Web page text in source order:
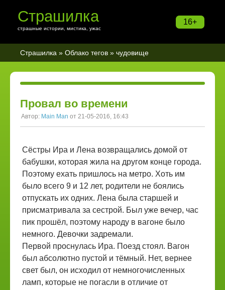
16+
Страшилка
страшные истории, мистика, ужас
Страшилка » Облако тегов » чудовище
Провал во времени
Автор: Main Man от 21-05-2016, 16:43
Сёстры Ира и Лена возвращались домой от
бабушки, которая жила на другом конце города.
Поэтому ехать пришлось на метро. Хоть им
было всего 9 и 12 лет, родители не боялись
отпускать их одних. Лена была старшей и
присматривала за сестрой. Был уже вечер, час
пик прошёл, поэтому народу в вагоне было
немного. Девочки задремали.
Первой проснулась Ира. Поезд стоял. Вагон
был абсолютно пустой и тёмный. Нет, вернее
свет был, он исходил от немногочисленных
ламп, которые не погасли в отличие от